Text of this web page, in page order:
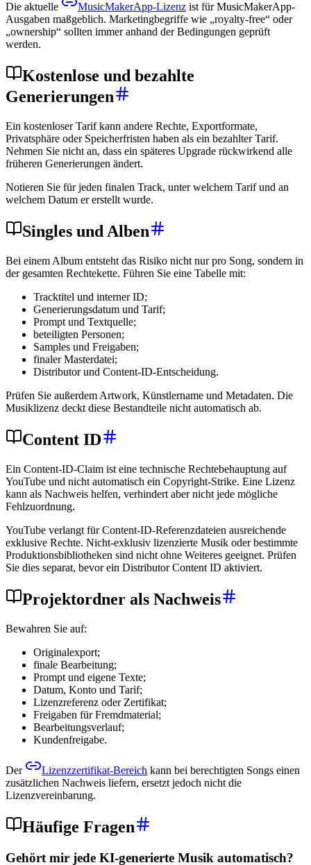
Die aktuelle MusicMakerApp-Lizenz ist für MusicMakerApp-
Ausgaben maßgeblich. Marketingbegriffe wie „royalty-free“ oder
„ownership“ sollten immer anhand der Bedingungen geprüft
werden.
Kostenlose und bezahlte
Generierungen
Ein kostenloser Tarif kann andere Rechte, Exportformate,
Privatsphäre oder Speicherfristen haben als ein bezahlter Tarif.
Nehmen Sie nicht an, dass ein späteres Upgrade rückwirkend alle
früheren Generierungen ändert.
Notieren Sie für jeden finalen Track, unter welchem Tarif und an
welchem Datum er erstellt wurde.
Singles und Alben
Bei einem Album entsteht das Risiko nicht nur pro Song, sondern in
der gesamten Rechtekette. Führen Sie eine Tabelle mit:
Tracktitel und interner ID;
Generierungsdatum und Tarif;
Prompt und Textquelle;
beteiligten Personen;
Samples und Freigaben;
finaler Masterdatei;
Distributor und Content-ID-Entscheidung.
Prüfen Sie außerdem Artwork, Künstlername und Metadaten. Die
Musiklizenz deckt diese Bestandteile nicht automatisch ab.
Content ID
Ein Content-ID-Claim ist eine technische Rechtebehauptung auf
YouTube und nicht automatisch ein Copyright-Strike. Eine Lizenz
kann als Nachweis helfen, verhindert aber nicht jede mögliche
Fehlzuordnung.
YouTube verlangt für Content-ID-Referenzdateien ausreichende
exklusive Rechte. Nicht-exklusiv lizenzierte Musik oder bestimmte
Produktionsbibliotheken sind nicht ohne Weiteres geeignet. Prüfen
Sie dies separat, bevor ein Distributor Content ID aktiviert.
Projektordner als Nachweis
Bewahren Sie auf:
Originalexport;
finale Bearbeitung;
Prompt und eigene Texte;
Datum, Konto und Tarif;
Lizenzreferenz oder Zertifikat;
Freigaben für Fremdmaterial;
Bearbeitungsverlauf;
Kundenfreigabe.
Der Lizenzzertifikat-Bereich kann bei berechtigten Songs einen
zusätzlichen Nachweis liefern, ersetzt jedoch nicht die
Lizenzvereinbarung.
Häufige Fragen
Gehört mir jede KI-generierte Musik automatisch?